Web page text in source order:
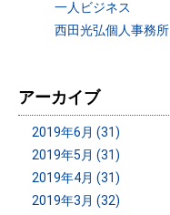
一人ビジネス
西田光弘個人事務所
アーカイブ
2019年6月 (31)
2019年5月 (31)
2019年4月 (31)
2019年3月 (32)